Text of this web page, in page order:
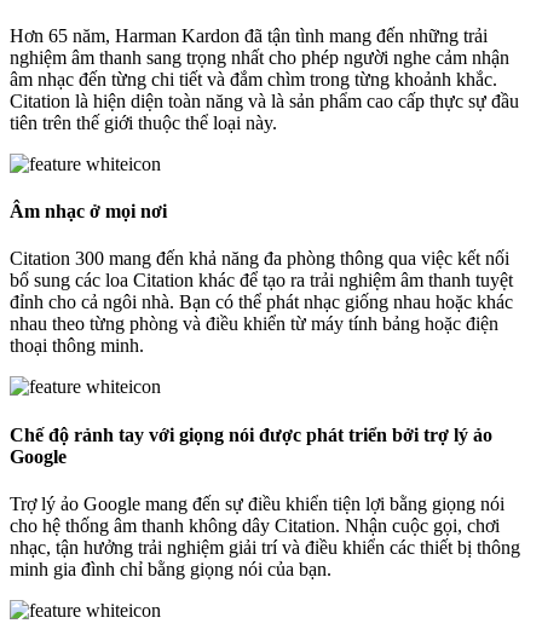
Hơn 65 năm, Harman Kardon đã tận tình mang đến những trải
nghiệm âm thanh sang trọng nhất cho phép người nghe cảm nhận
âm nhạc đến từng chi tiết và đắm chìm trong từng khoảnh khắc.
Citation là hiện diện toàn năng và là sản phẩm cao cấp thực sự đầu
tiên trên thế giới thuộc thể loại này.
Âm nhạc ở mọi nơi
Citation 300 mang đến khả năng đa phòng thông qua việc kết nối
bổ sung các loa Citation khác để tạo ra trải nghiệm âm thanh tuyệt
đỉnh cho cả ngôi nhà. Bạn có thể phát nhạc giống nhau hoặc khác
nhau theo từng phòng và điều khiển từ máy tính bảng hoặc điện
thoại thông minh.
Chế độ rảnh tay với giọng nói được phát triển bởi trợ lý ảo
Google
Trợ lý ảo Google mang đến sự điều khiển tiện lợi bằng giọng nói
cho hệ thống âm thanh không dây Citation. Nhận cuộc gọi, chơi
nhạc, tận hưởng trải nghiệm giải trí và điều khiển các thiết bị thông
minh gia đình chỉ bằng giọng nói của bạn.